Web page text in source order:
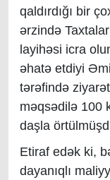
qaldırdığı bir
ərzində Taxtalar
layihəsi icra
əhatə etdiyi
tərəfində
məqsədilə 100
daşla
Etiraf edək ki,
dayanıqlı